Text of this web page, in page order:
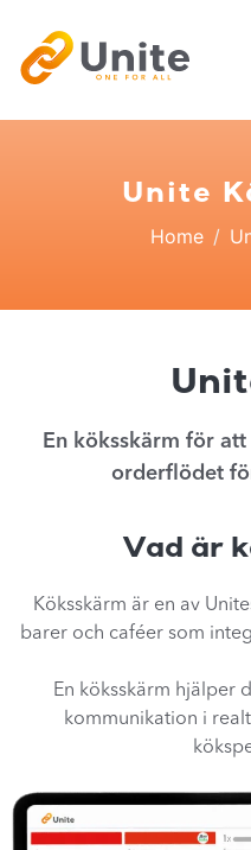
Unite
Home
En köksskärm för
orderflödet
Vad är
Köksskärm är en av
barer och caféer som
En köksskärm hjälper
kommunikation i